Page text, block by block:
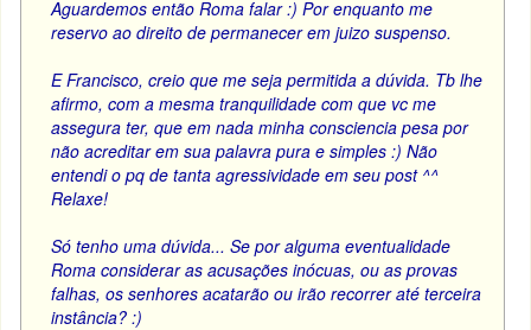
Aguardemos então Roma falar :) Por enquanto me
reservo ao direito de permanecer em juizo suspenso.
E Francisco, creio que me seja permitida a dúvida. Tb lhe
afirmo, com a mesma tranquilidade com que vc me
assegura ter, que em nada minha consciencia pesa por
não acreditar em sua palavra pura e simples :) Não
entendi o pq de tanta agressividade em seu post ^^
Relaxe!
Só tenho uma dúvida... Se por alguma eventualidade
Roma considerar as acusações inócuas, ou as provas
falhas, os senhores acatarão ou irão recorrer até terceira
instância? :)